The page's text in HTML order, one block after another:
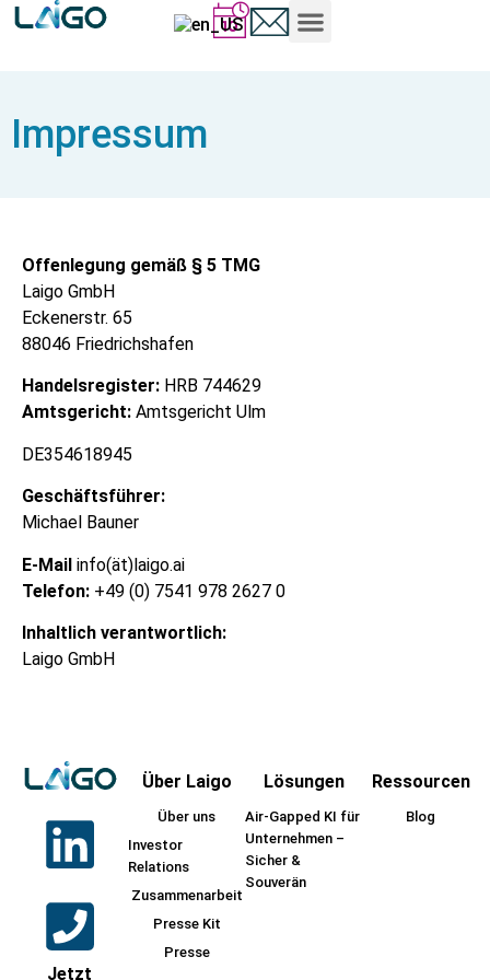
Impressum
Offenlegung gemäß § 5 TMG
Laigo GmbH
Eckenerstr. 65
88046 Friedrichshafen
Handelsregister: HRB 744629
Amtsgericht: Amtsgericht Ulm
DE354618945
Geschäftsführer:
Michael Bauner
E-Mail info(ät)laigo.ai
Telefon: +49 (0) 7541 978 2627 0
Inhaltlich verantwortlich:
Laigo GmbH
Jetzt
Über Laigo
Über uns
Investor
Relations
Zusammenarbeit
Presse Kit
Presse
Lösungen
Air-Gapped KI für
Unternehmen –
Sicher &
Souverän
Ressourcen
Blog